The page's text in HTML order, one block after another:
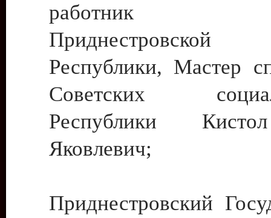
работник
Приднестровской
Республики, Мастер
Советских
Республики
Яковлевич;
Приднестровский